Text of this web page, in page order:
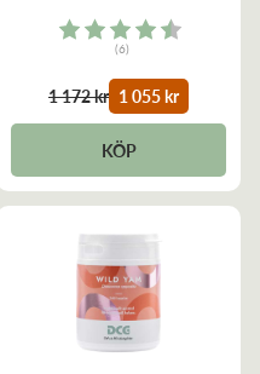
Rating:
(6)
1 172 kr 1 055 kr
KÖP